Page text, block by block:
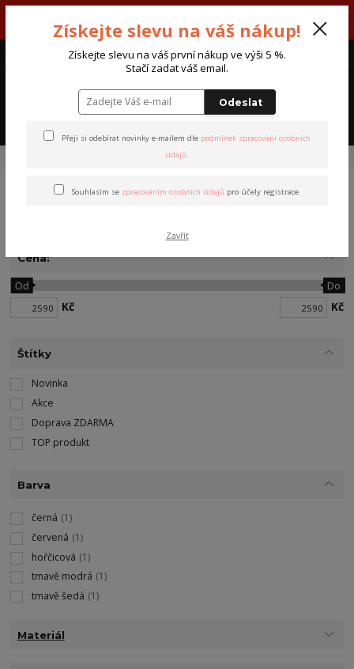
od 7:00 do 15:30 hodin.
CZK
Batohy Waxed Canvas
Cena:
Kč
Od Do
Kč
Štítky
Novinka
Akce
Doprava ZDARMA
TOP produkt
Barva
černá (1)
červená (1)
hořčicová (1)
tmavě modrá (1)
tmavě šedá (1)
Materiál
Získejte slevu na váš nákup!
Získejte slevu na váš první nákup ve výši 5 %.
Stačí zadat váš email.
Odeslat
Přeji si odebírat novinky e-mailem dle podmínek zpracování osobních
údajů.
Souhlasím se zpracováním osobních údajů pro účely registrace.
Zavřít